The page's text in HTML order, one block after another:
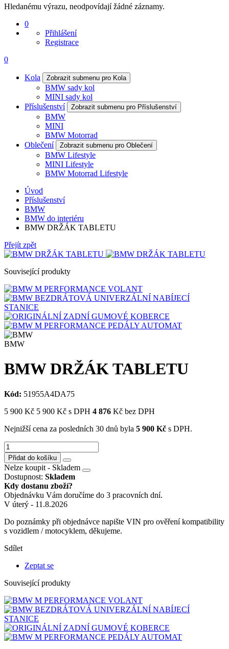
Hledanému výrazu, neodpovídají žádné záznamy.
0
Přihlášení
Registrace
0
Kola Zobrazit submenu pro Kola
BMW sady kol
MINI sady kol
Příslušenství
Zobrazit submenu pro Příslušenství
BMW
MINI
BMW Motorrad
Oblečení
Zobrazit submenu pro Oblečení
BMW Lifestyle
MINI Lifestyle
BMW Motorrad Lifestyle
Úvod
Příslušenství
BMW
BMW do interiéru
BMW DRŽÁK TABLETU
Přejít zpět
Související produkty
BMW
BMW DRŽÁK TABLETU
Kód: 51955A4DA75
5 900 Kč 5 900 Kč s DPH 4 876 Kč bez DPH
Nejnižší cena za posledních 30 dnů byla 5 900 Kč s DPH.
Přidat do košíku
Nelze koupit - Skladem
Dostupnost: Skladem
Kdy dostanu zboží?
Objednávku Vám doručíme do 3 pracovních dní.
V úterý - 11.8.2026
Do poznámky při objednávce napište VIN pro ověření kompatibility
s vozidlem / motocyklem, děkujeme.
Sdílet
Zeptat se
Související produkty